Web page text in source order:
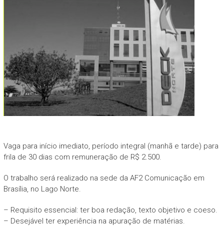
Vaga para início imediato, período integral (manhã e tarde) para
frila de 30 dias com remuneração de R$ 2.500.
O trabalho será realizado na sede da AF2 Comunicação em
Brasília, no Lago Norte.
– Requisito essencial: ter boa redação, texto objetivo e coeso.
– Desejável ter experiência na apuração de matérias.